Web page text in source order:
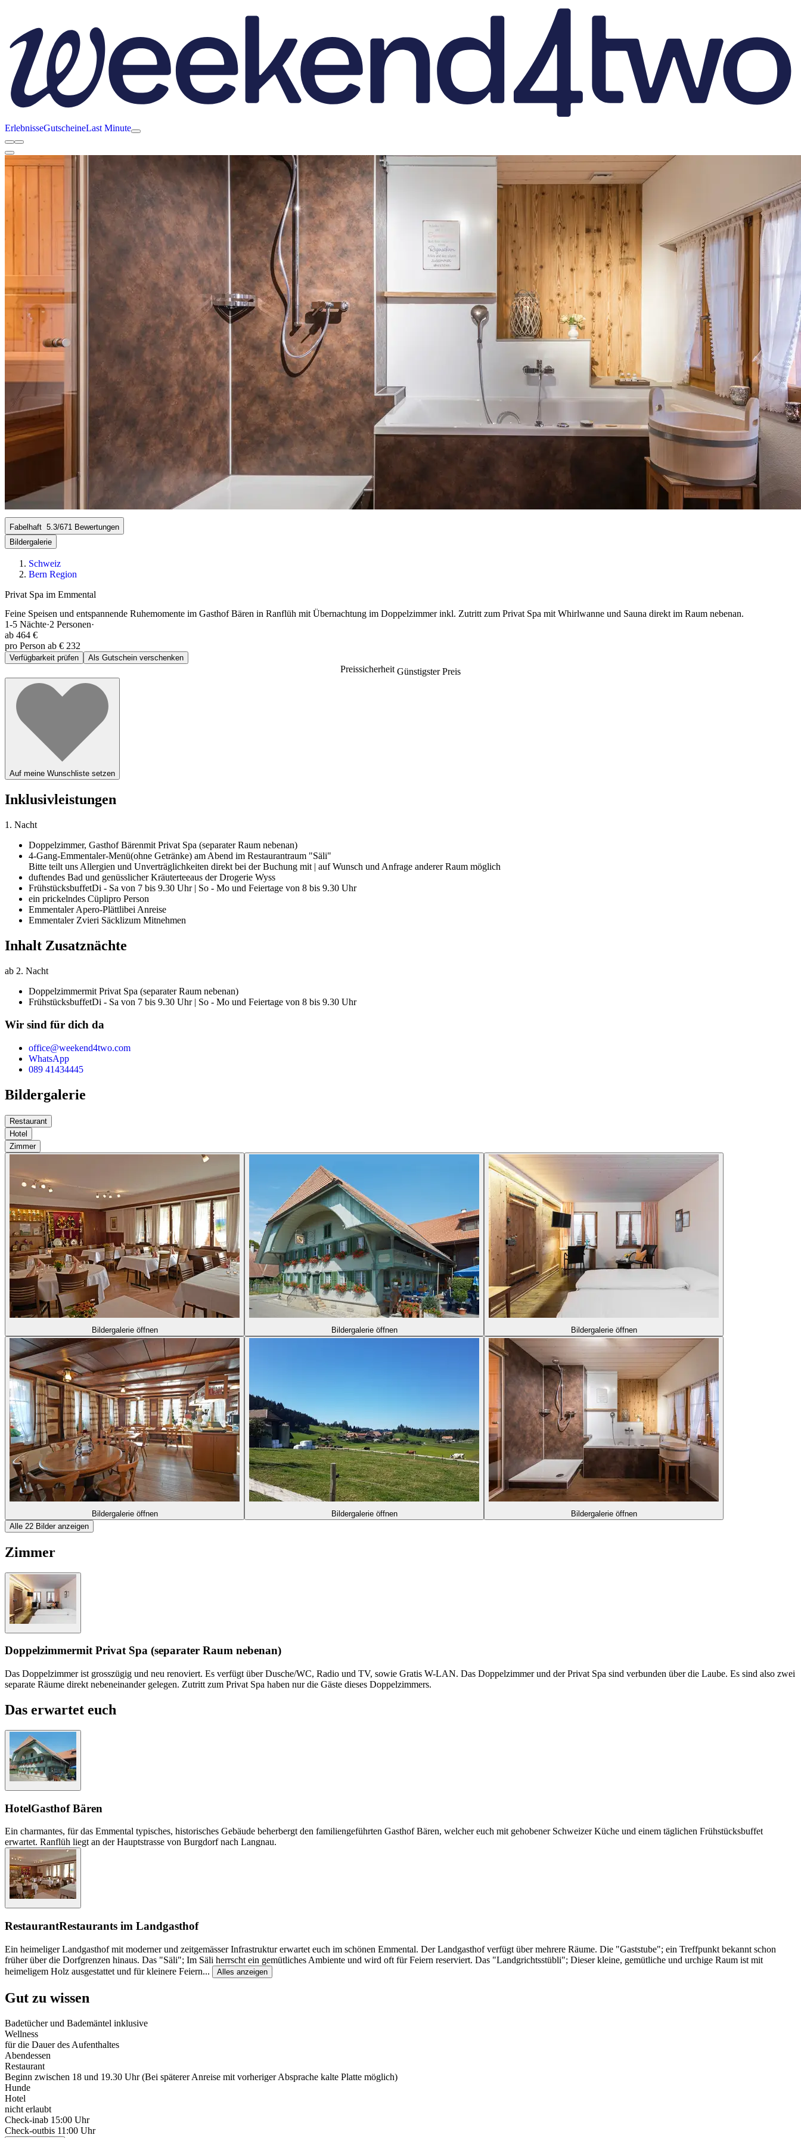
ErlebnisseGutscheineLast Minute
Fabelhaft 5.3/671 Bewertungen
Bildergalerie
Schweiz
Bern Region
Privat Spa im Emmental
Feine Speisen und entspannende Ruhemomente im Gasthof Bären in Ranflüh mit Übernachtung im Doppelzimmer inkl. Zutritt zum Privat Spa mit Whirlwanne und Sauna direkt im Raum nebenan.
1-5 Nächte·2 Personen·
ab 464 €
pro Person ab € 232
Verfügbarkeit prüfen Als Gutschein verschenken
Preissicherheit Günstigster Preis
Auf meine Wunschliste setzen
Inklusivleistungen
1. Nacht
Doppelzimmer, Gasthof Bärenmit Privat Spa (separater Raum nebenan)
4-Gang-Emmentaler-Menü(ohne Getränke) am Abend im Restaurantraum "Säli"
Bitte teilt uns Allergien und Unverträglichkeiten direkt bei der Buchung mit | auf Wunsch und Anfrage anderer Raum möglich
duftendes Bad und genüsslicher Kräuterteeaus der Drogerie Wyss
FrühstücksbuffetDi - Sa von 7 bis 9.30 Uhr | So - Mo und Feiertage von 8 bis 9.30 Uhr
ein prickelndes Cüplipro Person
Emmentaler Apero-Plättlibei Anreise
Emmentaler Zvieri Säcklizum Mitnehmen
Inhalt Zusatznächte
ab 2. Nacht
Doppelzimmermit Privat Spa (separater Raum nebenan)
FrühstücksbuffetDi - Sa von 7 bis 9.30 Uhr | So - Mo und Feiertage von 8 bis 9.30 Uhr
Wir sind für dich da
office@weekend4two.com
WhatsApp
089 41434445
Bildergalerie
Restaurant
Hotel
Zimmer
Bildergalerie öffnen Bildergalerie öffnen Bildergalerie öffnen
Bildergalerie öffnen Bildergalerie öffnen
Bildergalerie öffnen
Alle 22 Bilder anzeigen
Zimmer
Doppelzimmermit Privat Spa (separater Raum nebenan)
Das Doppelzimmer ist grosszügig und neu renoviert. Es verfügt über Dusche/WC, Radio und TV, sowie Gratis W-LAN. Das Doppelzimmer und der Privat Spa sind verbunden über die Laube. Es sind also zwei
separate Räume direkt nebeneinander gelegen. Zutritt zum Privat Spa haben nur die Gäste dieses Doppelzimmers.
Das erwartet euch
HotelGasthof Bären
Ein charmantes, für das Emmental typisches, historisches Gebäude beherbergt den familiengeführten Gasthof Bären, welcher euch mit gehobener Schweizer Küche und einem täglichen Frühstücksbuffet
erwartet. Ranflüh liegt an der Hauptstrasse von Burgdorf nach Langnau.
RestaurantRestaurants im Landgasthof
Ein heimeliger Landgasthof mit moderner und zeitgemässer Infrastruktur erwartet euch im schönen Emmental. Der Landgasthof verfügt über mehrere Räume. Die "Gaststube"; ein Treffpunkt bekannt schon
früher über die Dorfgrenzen hinaus. Das "Säli"; Im Säli herrscht ein gemütliches Ambiente und wird oft für Feiern reserviert. Das "Landgrichtsstübli"; Dieser kleine, gemütliche und urchige Raum ist mit
heimeligem Holz ausgestattet und für kleinere Feiern... Alles anzeigen
Gut zu wissen
Badetücher und Bademäntel inklusive
Wellness
für die Dauer des Aufenthaltes
Abendessen
Restaurant
Beginn zwischen 18 und 19.30 Uhr (Bei späterer Anreise mit vorheriger Absprache kalte Platte möglich)
Hunde
Hotel
nicht erlaubt
Check-inab 15:00 Uhr
Check-outbis 11:00 Uhr